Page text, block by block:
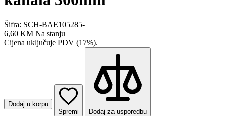
Šifra: SCH-BAE105285-
6,60 KM Na stanju
Cijena uključuje PDV (17%).
Dodaj u korpu
Spremi
Dodaj za usporedbu